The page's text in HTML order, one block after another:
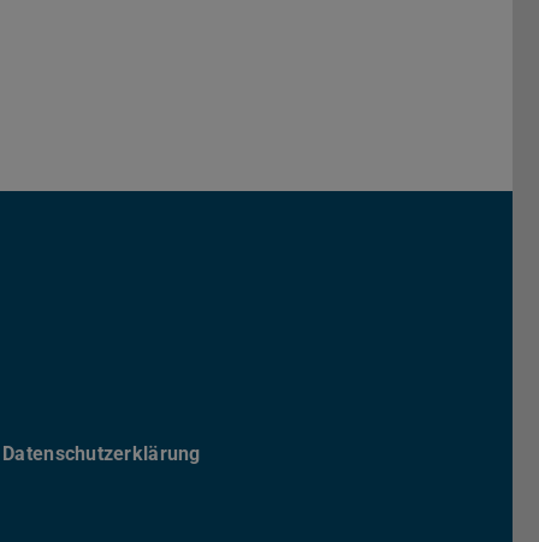
Darmstadt
der TU Darmstadt
Kanal der TU Darmstadt
Datenschutzerklärung